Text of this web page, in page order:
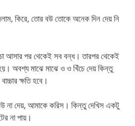
কিরে, তোর বউ তোকে অনেক দিন দেয় নি
আসার পর থেকেই সব বন্ধ। তারপর থেকেই
অবশ্য মাঝে মাঝে ও ও খিঁচে দেয় কিন্তু
ক্ষতি হবে।
না দেয়, আমাকে করিস। কিন্তু দেখিস একটু
না পায়।